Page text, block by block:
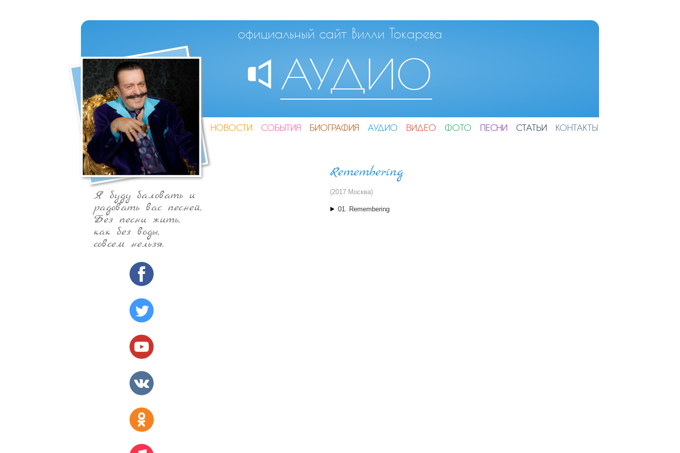
официальный сайт Вилли Токарева
АУДИО
НОВОСТИ СОБЫТИЯ БИОГРАФИЯ АУДИО ВИДЕО ФОТО ПЕСНИ СТАТЬИ КОНТАКТЫ
Remembering
(2017 Москва)
01. Remembering
Я буду баловать и
радовать вас песней,
Без песни жить,
как без воды,
совсем нельзя.